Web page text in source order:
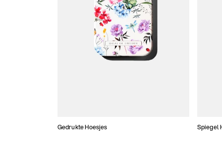
Gedrukte Hoesjes Spiegel